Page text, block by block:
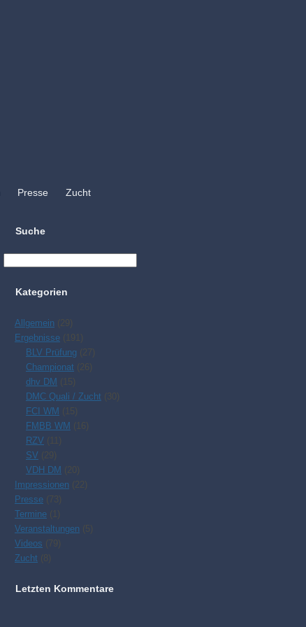
Presse Zucht
Suche
Kategorien
Allgemein (29)
Ergebnisse (191)
BLV Prüfung (27)
Championat (26)
dhv DM (15)
DMC Quali / Zucht (30)
FCI WM (15)
FMBB WM (16)
RZV (11)
SV (29)
VDH DM (20)
Impressionen (22)
Presse (73)
Termine (1)
Veranstaltungen (5)
Videos (79)
Zucht (8)
Letzten Kommentare